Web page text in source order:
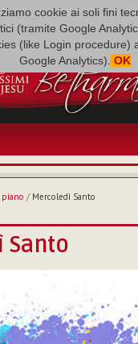
cookie ai soli fini
(tramite Google
(like Login procedure)
Google Analytics). OK
/ Mercoledì Santo